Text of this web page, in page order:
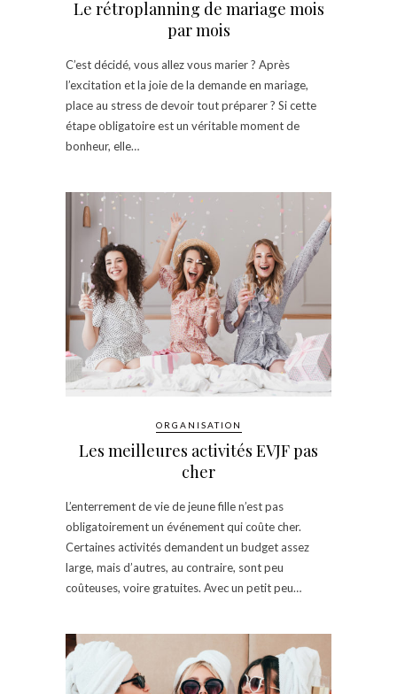
Le rétroplanning de mariage mois
par mois
C’est décidé, vous allez vous marier ? Après
l’excitation et la joie de la demande en mariage,
place au stress de devoir tout préparer ? Si cette
étape obligatoire est un véritable moment de
bonheur, elle…
ORGANISATION
Les meilleures activités EVJF pas
cher
L’enterrement de vie de jeune fille n’est pas
obligatoirement un événement qui coûte cher.
Certaines activités demandent un budget assez
large, mais d’autres, au contraire, sont peu
coûteuses, voire gratuites. Avec un petit peu…